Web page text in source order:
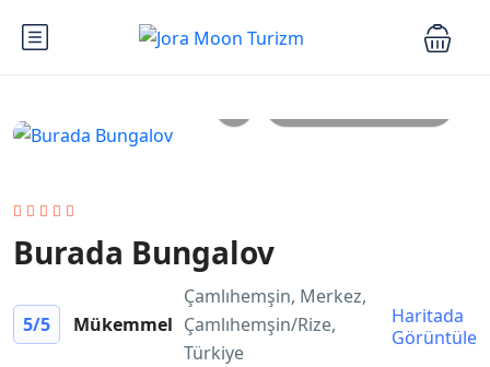
Burada Bungalov
5/5 Mükemmel
Çamlıhemşin, Merkez,
Çamlıhemşin/Rize,
Türkiye
Haritada
Görüntüle